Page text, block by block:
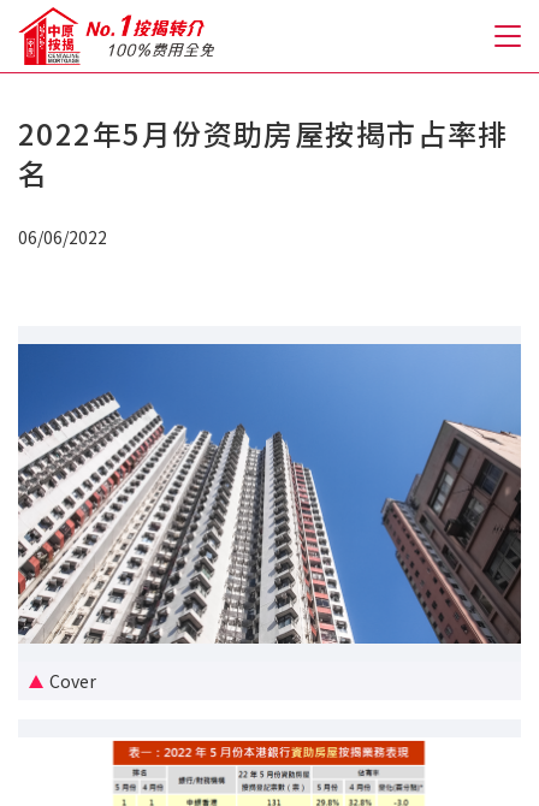
关于我们
免费开户转介服务
私人贷款
优惠礼遇
新盘优越按揭优惠
中原按揭标签优惠
推荐齐齐友赏
2022年5月份资助房屋按揭市占率排
名
06/06/2022
Cover